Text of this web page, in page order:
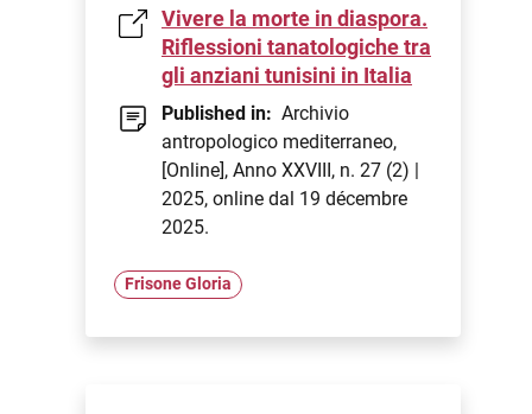
Vivere la morte in diaspora.
Riflessioni tanatologiche tra
gli anziani tunisini in Italia
Published in: Archivio
antropologico mediterraneo,
[Online], Anno XXVIII, n. 27 (2) |
2025, online dal 19 décembre
2025.
Frisone Gloria